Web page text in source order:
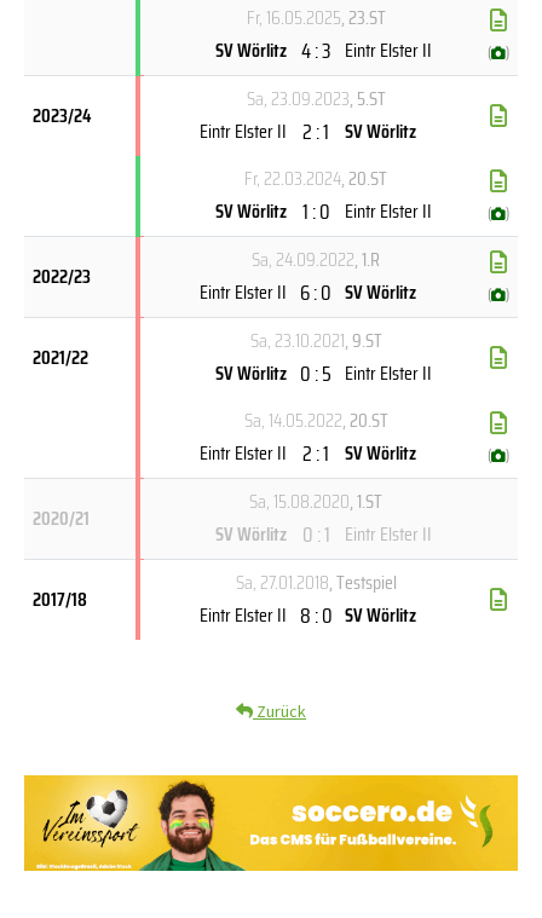
Fr, 16.05.2025, 23.ST
SV Wörlitz 4 : 3 Eintr Elster II ( )
2023/24
Sa, 23.09.2023, 5.ST
Eintr Elster II 2 : 1 SV Wörlitz
Fr, 22.03.2024, 20.ST
SV Wörlitz 1 : 0 Eintr Elster II ( )
2022/23
Sa, 24.09.2022, 1.R
Eintr Elster II 6 : 0 SV Wörlitz ( )
2021/22
Sa, 23.10.2021, 9.ST
SV Wörlitz 0 : 5 Eintr Elster II
Sa, 14.05.2022, 20.ST
Eintr Elster II 2 : 1 SV Wörlitz ( )
2020/21
Sa, 15.08.2020, 1.ST
SV Wörlitz 0 : 1 Eintr Elster II
2017/18
Sa, 27.01.2018, Testspiel
Eintr Elster II 8 : 0 SV Wörlitz
Zurück